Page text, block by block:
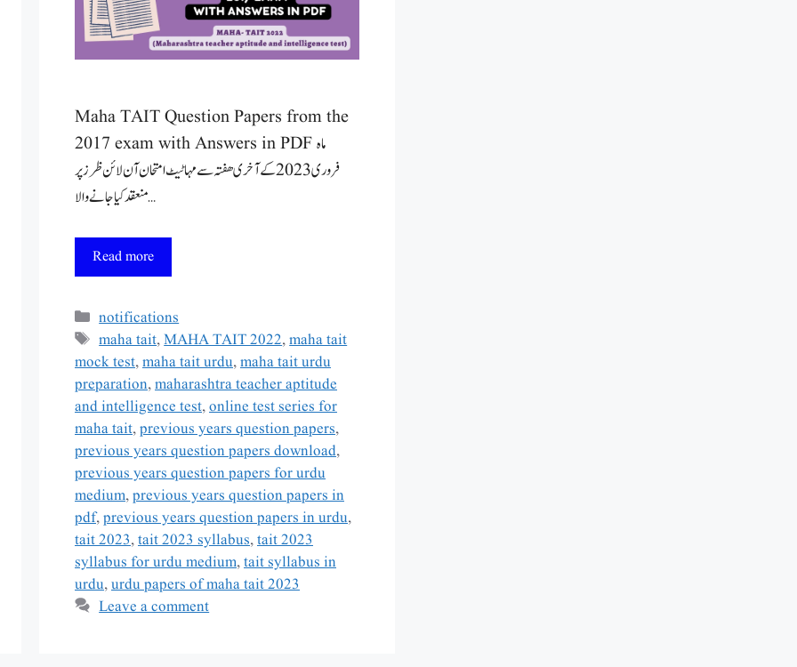
Maha TAIT Question Papers from the
2017 exam with Answers in PDF ماہ
فروری 2023 کے آخری ھفتہ سے مہا ٹیٹ امتحان آن لائن ظرز پر
منعقد کیا جانے والا …
Read more
Categories
notifications
Tags
maha tait,MAHA TAIT 2022,maha tait
mock test,maha tait urdu,maha tait urdu
preparation,maharashtra teacher aptitude
and intelligence test,online test series for
maha tait,previous years question papers,
previous years question papers download,
previous years question papers for urdu
medium,previous years question papers in
pdf,previous years question papers in urdu,
tait 2023,tait 2023 syllabus,tait 2023
syllabus for urdu medium,tait syllabus in
urdu,urdu papers of maha tait 2023
Leave a comment